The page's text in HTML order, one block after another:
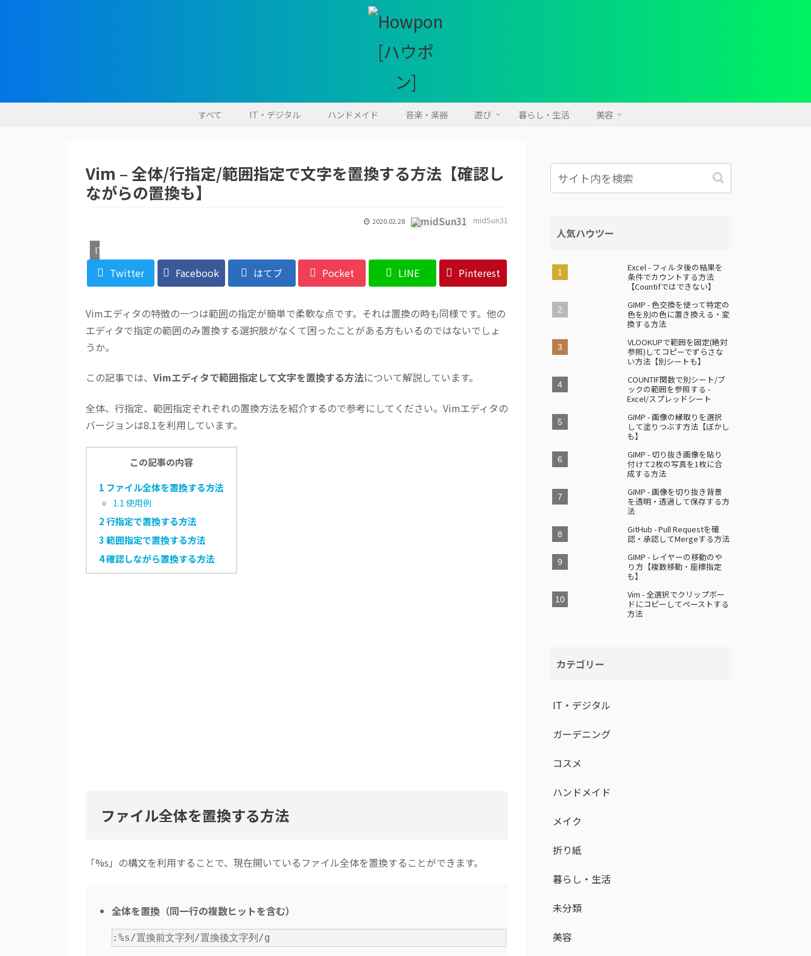
すべて IT・デジタル ハンドメイド 音楽・楽器 遊び 暮らし・生活 美容
Vim – 全体/行指定/範囲指定で文字を置換する方法【確認し
ながらの置換も】
midSun31
2020.02.28
IT・デジタル
Twitter Facebook はてブ Pocket LINE Pinterest
Vimエディタの特徴の一つは範囲の指定が簡単で柔軟な点です。それは置換の時も同様です。他の
エディタで指定の範囲のみ置換する選択肢がなくて困ったことがある方もいるのではないでしょ
うか。
この記事では、 Vimエディタで範囲指定して文字を置換する方法について解説しています。
全体、行指定、範囲指定ぞれぞれの置換方法を紹介するので参考にしてください。Vimエディタの
バージョンは8.1を利用しています。
この記事の内容
1 ファイル全体を置換する方法
1.1 使用例
2行指定で置換する方法
3範囲指定で置換する方法
4確認しながら置換する方法
ファイル全体を置換する方法
「%s」の構文を利用することで、現在開いているファイル全体を置換することができます。
全体を置換（同一行の複数ヒットを含む）
:%s/置換前文字列/置換後文字列/g
人気ハウツー
Excel - フィルタ後の結果を
条件でカウントする方法
【Countifではできない】
GIMP - 色交換を使って特定の
色を別の色に置き換える・変
換する方法
VLOOKUPで範囲を固定(絶対
参照)してコピーでずらさな
い方法【別シートも】
COUNTIF関数で別シート/ブ
ックの範囲を参照する -
Excel/スプレッドシート
GIMP - 画像の縁取りを選択
して塗りつぶす方法【ぼかし
も】
GIMP - 切り抜き画像を貼り
付けて2枚の写真を1枚に合
成する方法
GIMP - 画像を切り抜き背景
を透明・透過して保存する方
法
GitHub - Pull Requestを確
認・承認してMergeする方法
GIMP - レイヤーの移動のや
り方【複数移動・座標指定
も】
Vim - 全選択でクリップボー
ドにコピーしてペーストする
方法
カテゴリー
IT・デジタル
ガーデニング
コスメ
ハンドメイド
メイク
折り紙
暮らし・生活
未分類
美容